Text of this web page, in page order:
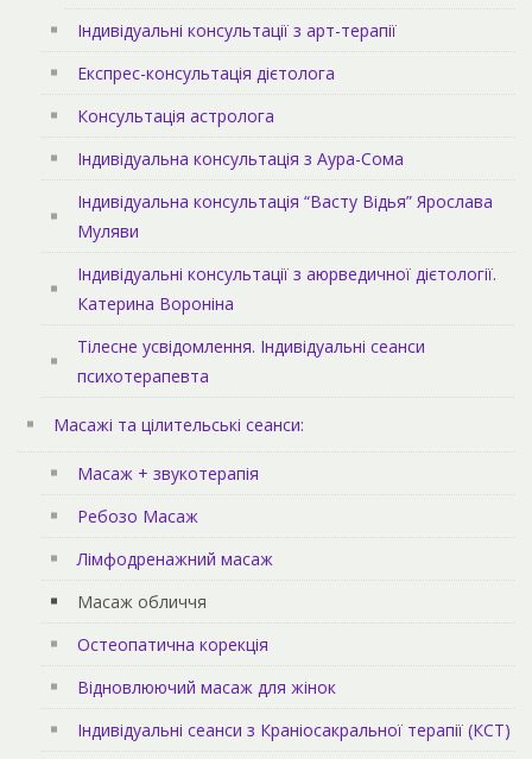
Індивідуальні консультації з арт-терапії
Експрес-консультація дієтолога
Консультація астролога
Індивідуальна консультація з Аура-Сома
Індивідуальна консультація “Васту Відья” Ярослава
Муляви
Індивідуальні консультації з аюрведичної дієтології.
Катерина Вороніна
Тілесне усвідомлення. Індивідуальні сеанси
психотерапевта
Масажі та цілительські сеанси:
Масаж + звукотерапія
Ребозо Масаж
Лімфодренажний масаж
Масаж обличчя
Остеопатична корекція
Відновлюючий масаж для жінок
Індивідуальні сеанси з Краніосакральної терапії (КСТ)